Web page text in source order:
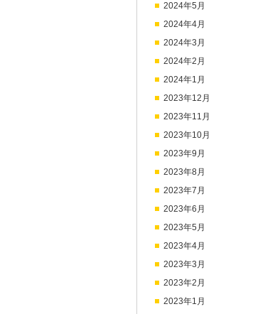
2024年5月
2024年4月
2024年3月
2024年2月
2024年1月
2023年12月
2023年11月
2023年10月
2023年9月
2023年8月
2023年7月
2023年6月
2023年5月
2023年4月
2023年3月
2023年2月
2023年1月